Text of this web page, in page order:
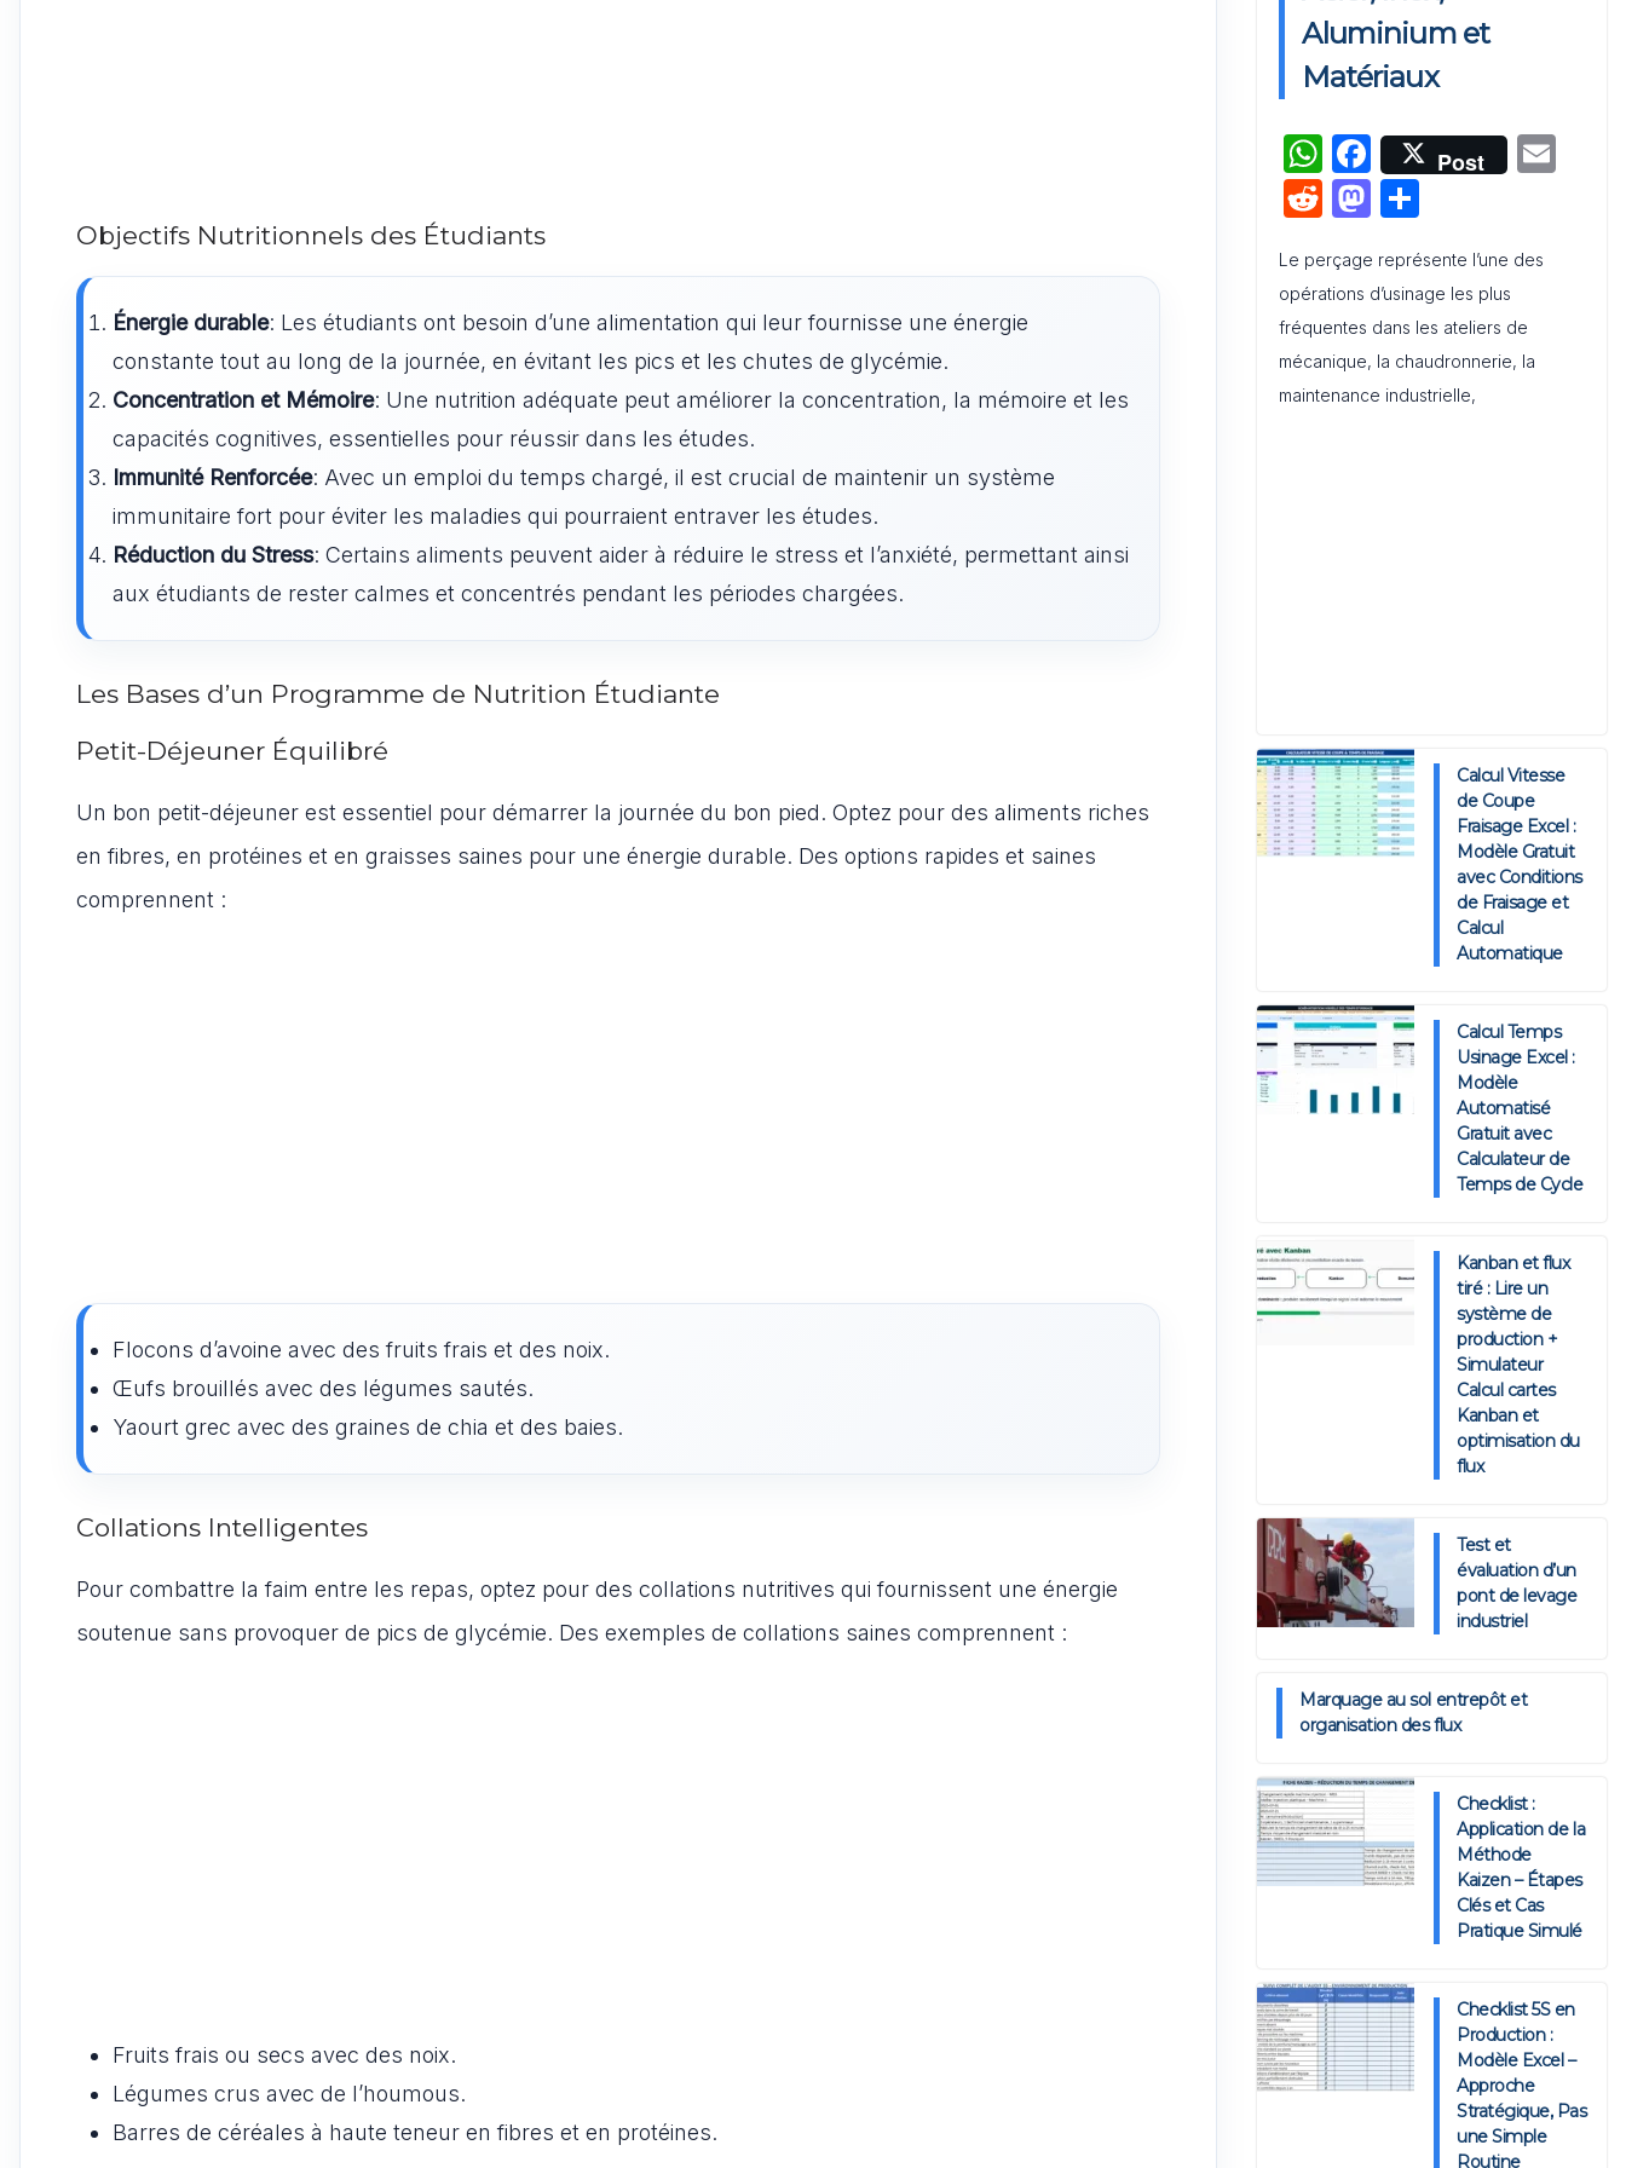
Objectifs Nutritionnels des Étudiants
Énergie durable: Les étudiants ont besoin d’une alimentation qui leur fournisse une énergie
constante tout au long de la journée, en évitant les pics et les chutes de glycémie.
Concentration et Mémoire: Une nutrition adéquate peut améliorer la concentration, la mémoire et les
capacités cognitives, essentielles pour réussir dans les études.
Immunité Renforcée: Avec un emploi du temps chargé, il est crucial de maintenir un système
immunitaire fort pour éviter les maladies qui pourraient entraver les études.
Réduction du Stress: Certains aliments peuvent aider à réduire le stress et l’anxiété, permettant ainsi
aux étudiants de rester calmes et concentrés pendant les périodes chargées.
Les Bases d’un Programme de Nutrition Étudiante
Petit-Déjeuner Équilibré
Un bon petit-déjeuner est essentiel pour démarrer la journée du bon pied. Optez pour des aliments riches
en fibres, en protéines et en graisses saines pour une énergie durable. Des options rapides et saines
comprennent :
Flocons d’avoine avec des fruits frais et des noix.
Œufs brouillés avec des légumes sautés.
Yaourt grec avec des graines de chia et des baies.
Collations Intelligentes
Pour combattre la faim entre les repas, optez pour des collations nutritives qui fournissent une énergie
soutenue sans provoquer de pics de glycémie. Des exemples de collations saines comprennent :
Fruits frais ou secs avec des noix.
Légumes crus avec de l’houmous.
Barres de céréales à haute teneur en fibres et en protéines.
Audit de Communication
Interne et Externe : Canevas
Aluminium et
Matériaux
W
h
at
s
A
p
p
F
a
c
e
b
o
o
Post
R
d
di
t
M
st
o
d
o
ta
g
er
Le perçage représente l’une des
opérations d’usinage les plus
fréquentes dans les ateliers de
mécanique, la chaudronnerie, la
maintenance industrielle,
Calcul Vitesse
de Coupe
Fraisage Excel :
Modèle Gratuit
avec Conditions
de Fraisage et
Calcul
Automatique
Calcul Temps
Usinage Excel :
Modèle
Automatisé
Gratuit avec
Calculateur de
Temps de Cycle
Kanban et flux
tiré : Lire un
système de
production +
Simulateur
Calcul cartes
Kanban et
optimisation du
flux
Test et
évaluation d’un
pont de levage
industriel
Marquage au sol entrepôt et
organisation des flux
Checklist :
Application de la
Méthode
Kaizen – Étapes
Clés et Cas
Pratique Simulé
Checklist 5S en
Production :
Modèle Excel –
Approche
Stratégique, Pas
une Simple
Routine